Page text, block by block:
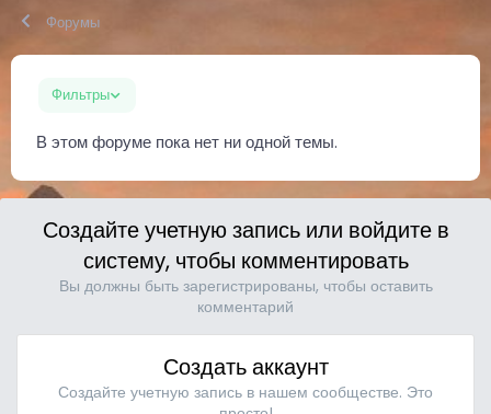
Форумы
Фильтры
В этом форуме пока нет ни одной темы.
Создайте учетную запись или войдите в
систему, чтобы комментировать
Вы должны быть зарегистрированы, чтобы оставить
комментарий
Создать аккаунт
Создайте учетную запись в нашем сообществе. Это